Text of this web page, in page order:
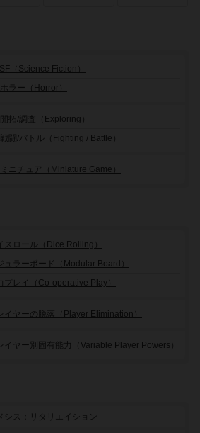
SF（Science Fiction）
ホラー（Horror）
開拓/調査（Exploring）
戦闘/バトル（Fighting / Battle）
ミニチュア（Miniature Game）
スロール（Dice Rolling）
ュラーボード（Modular Board）
プレイ（Co-operative Play）
イヤーの脱落（Player Elimination）
イヤー別固有能力（Variable Player Powers）
シス：リタリエイション